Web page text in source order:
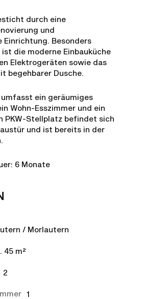
durch eine
und
Einrichtung. Besonders
die moderne Einbauküche
Elektrogeräten sowie das
begehbarer Dusche.
ein geräumiges
Wohn-Esszimmer und ein
PKW-Stellplatz befindet sich
und ist bereits in der
6 Monate
/ Morlautern
45 m²
2
1